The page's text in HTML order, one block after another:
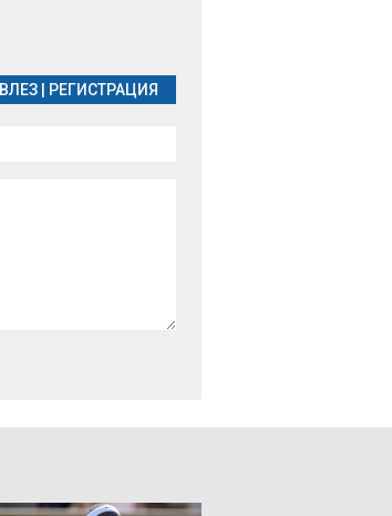
ВЛЕЗ РЕГИСТРАЦИЯ